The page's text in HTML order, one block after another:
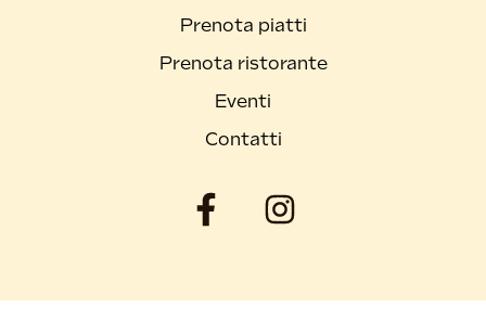
Prenota piatti
Prenota ristorante
Eventi
Contatti